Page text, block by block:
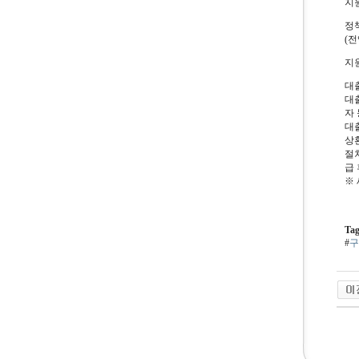
정
(
지
대
대
자
대
상
절
급
※
#